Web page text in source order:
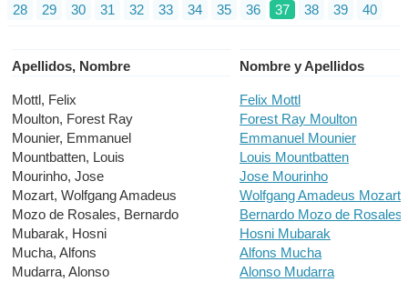
28
29 30 31 32 33 34 35 36 37 38 39 40
Apellidos, Nombre
Mottl, Felix
Moulton, Forest Ray
Mounier, Emmanuel
Mountbatten, Louis
Mourinho, Jose
Mozart, Wolfgang Amadeus
Mozo de Rosales, Bernardo
Mubarak, Hosni
Mucha, Alfons
Mudarra, Alonso
Nombre y Apellidos
Felix Mottl
Forest Ray Moulton
Emmanuel Mounier
Louis Mountbatten
Jose Mourinho
Wolfgang Amadeus Mozart
Bernardo Mozo de Rosales
Hosni Mubarak
Alfons Mucha
Alonso Mudarra